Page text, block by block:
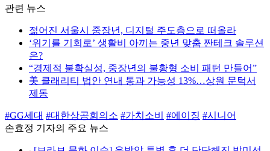
관련 뉴스
젊어진 서울시 중장년, 디지털 주도층으로 떠올라
‘위기를 기회로’ 생활비 아끼는 중년 맞춤 짠테크 솔루션
은?
“경제적 불확실성, 중장년의 불황형 소비 패턴 만들어”
美 클래리티 법안 연내 통과 가능성 13%…상원 문턱서
제동
#GG세대 #대한상공회의소 #가치소비 #에이징 #시니어
손효정 기자의 주요 뉴스